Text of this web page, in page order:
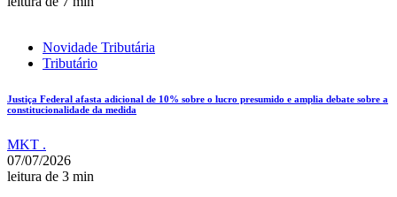
Novidade Tributária
Tributário
Justiça Federal afasta adicional de 10% sobre o lucro presumido e amplia debate sobre a
constitucionalidade da medida
MKT .
07/07/2026
leitura de 3 min